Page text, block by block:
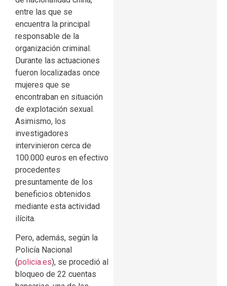
entre las que se
encuentra la principal
responsable de la
organización criminal.
Durante las actuaciones
fueron localizadas once
mujeres que se
encontraban en situación
de explotación sexual.
Asimismo, los
investigadores
intervinieron cerca de
100.000 euros en efectivo
procedentes
presuntamente de los
beneficios obtenidos
mediante esta actividad
ilícita.
Pero, además, según la
Policía Nacional
(policia.es), se procedió al
bloqueo de 22 cuentas